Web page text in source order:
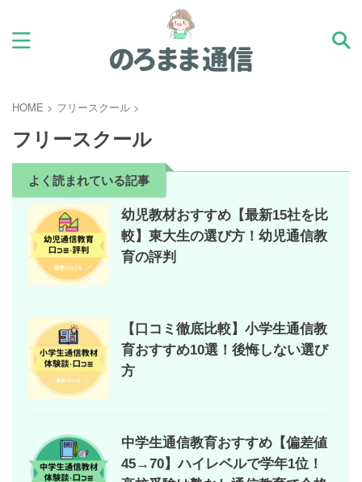
HOME > フリースクール >
フリースクール
よく読まれている記事
幼児教材おすすめ【最新15社を比
較】東大生の選び方！幼児通信教
育の評判
【口コミ徹底比較】小学生通信教
育おすすめ10選！後悔しない選び
方
中学生通信教育おすすめ【偏差値
45→70】ハイレベルで学年1位！